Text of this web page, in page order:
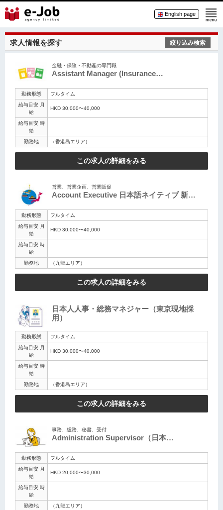
English page
求人情報を探す 絞り込み検索
金融・保険・不動産の専門職
Assistant Manager (Insurance…
勤務形態
フルタイム
給与目安 月
給
HKD 30,000〜40,000
給与目安 時
給
勤務地
（香港島エリア）
この求人の詳細をみる
営業、営業企画、営業販促
Account Executive 日本語ネイティブ 新…
勤務形態
フルタイム
給与目安 月
給
HKD 30,000〜40,000
給与目安 時
給
勤務地
（九龍エリア）
この求人の詳細をみる
日本人人事・総務マネジャー（東京現地採
用）
勤務形態
フルタイム
給与目安 月
給
HKD 30,000〜40,000
給与目安 時
給
勤務地
（香港島エリア）
この求人の詳細をみる
事務、総務、秘書、受付
Administration Supervisor（日本…
勤務形態
フルタイム
給与目安 月
給
HKD 20,000〜30,000
給与目安 時
給
勤務地
（九龍エリア）